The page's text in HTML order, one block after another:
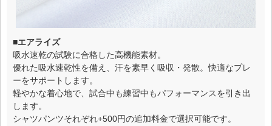
■エアライズ
吸水速乾の試験に合格した高機能素材。
優れた吸水速乾性を備え、汗を素早く吸収・発散。快適なプレ
ーをサポートします。
軽やかな着心地で、試合中も練習中もパフォーマンスを引き出
します。
シャツパンツそれぞれ+500円の追加料金で選択可能です。